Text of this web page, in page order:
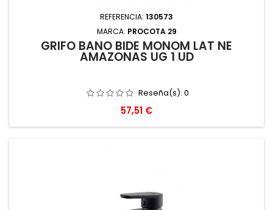
REFERENCIA: 130573
MARCA: PROCOTA 29
GRIFO BAÑO BIDE MONOM LAT NE
AMAZONAS UG 1 UD
Reseña(s): 0
Precio
57,51 €